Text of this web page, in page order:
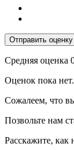
Отправить оценку
Средняя оценка
Оценок пока
Сожалеем, что
Позвольте нам
Расскажите, как